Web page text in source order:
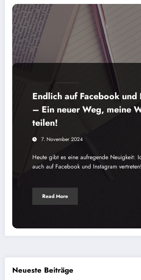
Endlich auf Facebook und Instagram – Ein neuer
Endlich auf Facebook und
– Ein neuer Weg, meine
teilen!
7. November 2024
Heute gibt es eine aufregende Neuigkeit:
auch auf Facebook und Instagram
Read More
Neueste Beiträge